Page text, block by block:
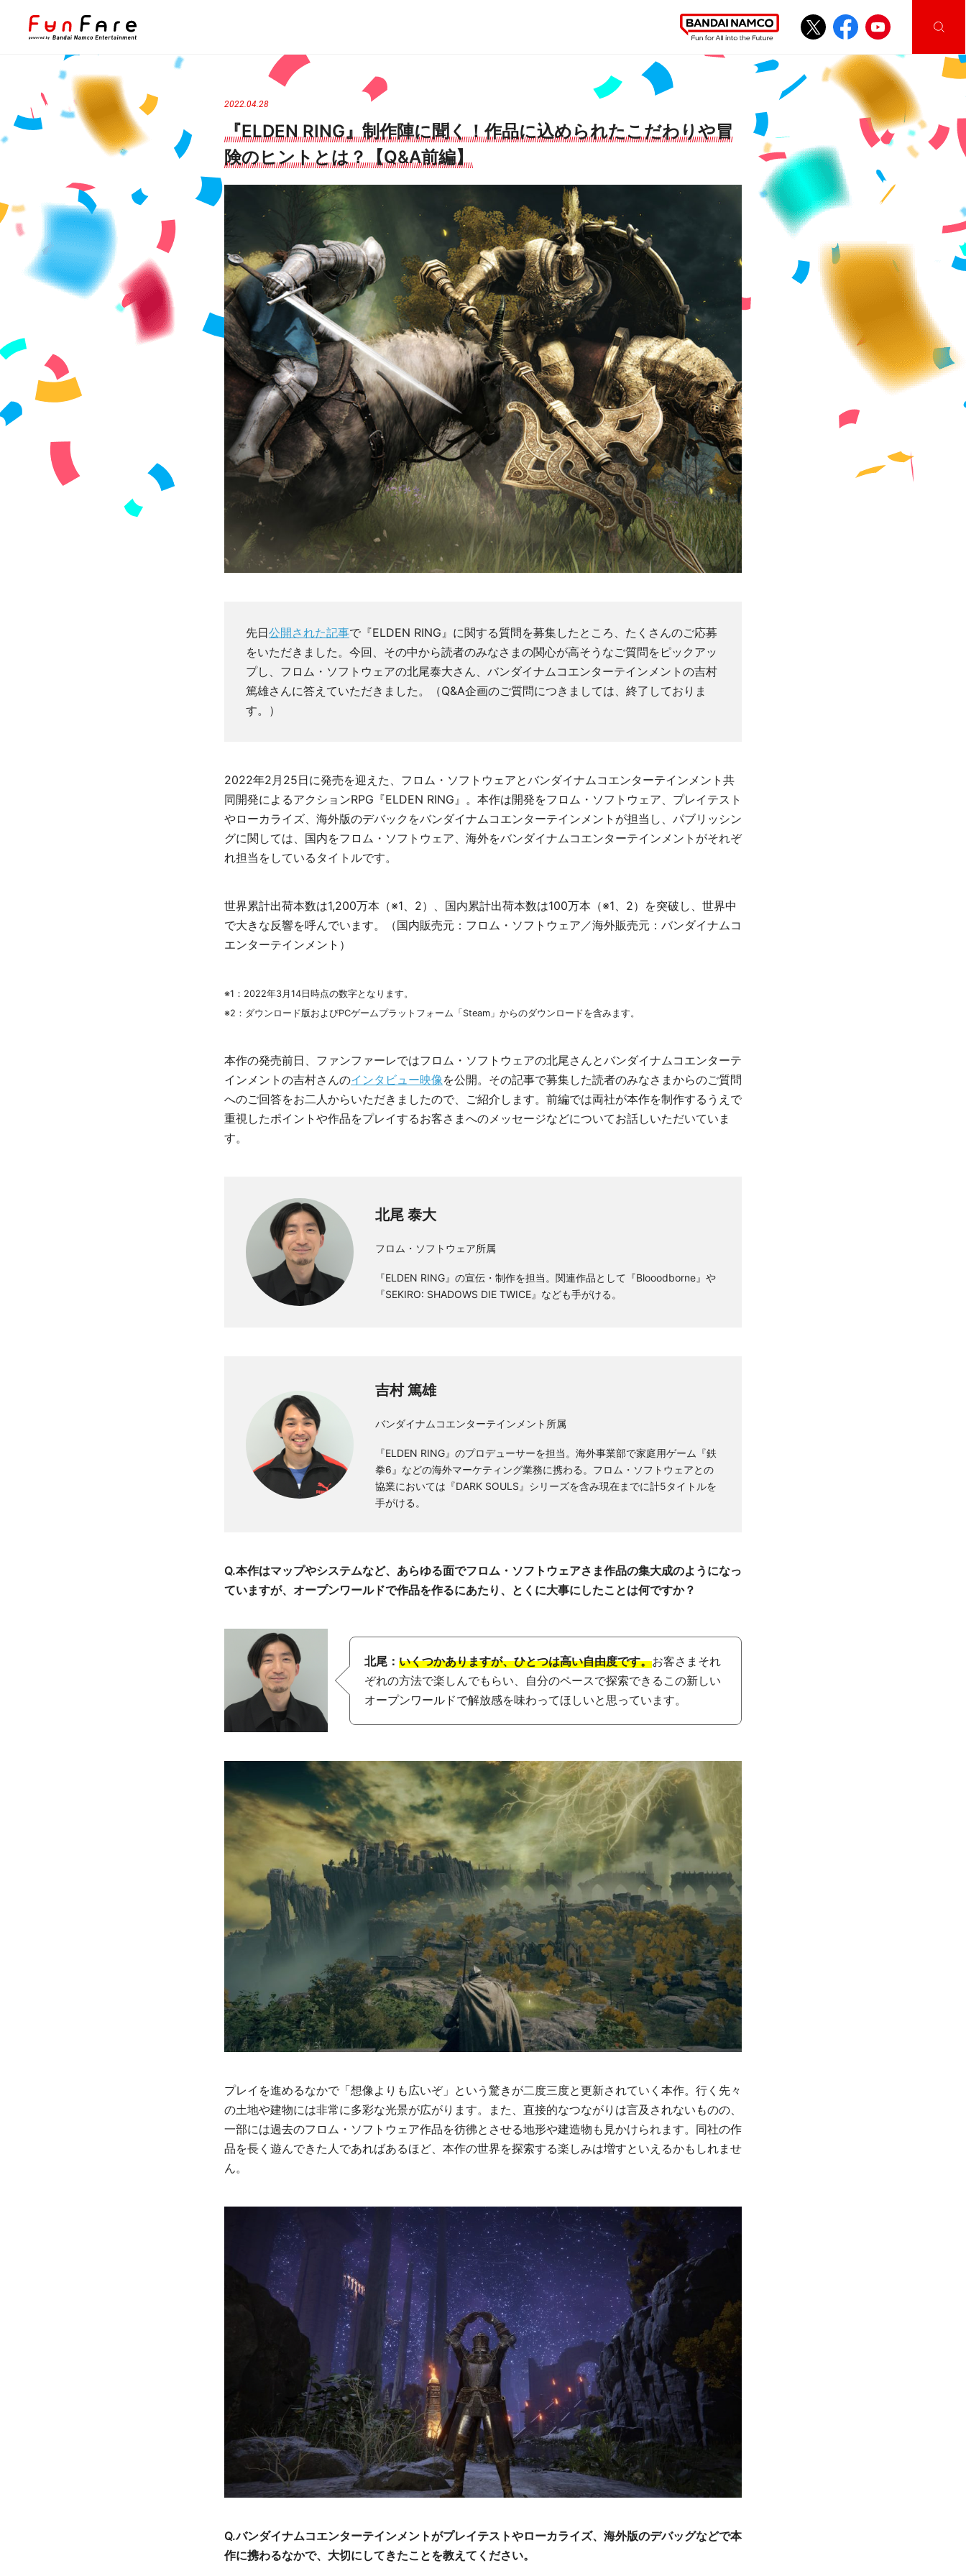
t
o
n
2022.04.28
『ELDEN RING』制作陣に聞く！作品に込められたこだわりや冒
険のヒントとは？【Q&A前編】
先日公開された記事で『ELDEN RING』に関する質問を募集したところ、たくさんのご応募
をいただきました。今回、その中から読者のみなさまの関心が高そうなご質問をピックアッ
プし、フロム・ソフトウェアの北尾泰大さん、バンダイナムコエンターテインメントの吉村
篤雄さんに答えていただきました。（Q&A企画のご質問につきましては、終了しておりま
す。）
2022年2月25日に発売を迎えた、フロム・ソフトウェアとバンダイナムコエンターテインメント共
同開発によるアクションRPG『ELDEN RING』。本作は開発をフロム・ソフトウェア、プレイテスト
やローカライズ、海外版のデバックをバンダイナムコエンターテインメントが担当し、パブリッシン
グに関しては、国内をフロム・ソフトウェア、海外をバンダイナムコエンターテインメントがそれぞ
れ担当をしているタイトルです。
世界累計出荷本数は1,200万本（※1、2）、国内累計出荷本数は100万本（※1、2）を突破し、世界中
で大きな反響を呼んでいます。（国内販売元：フロム・ソフトウェア／海外販売元：バンダイナムコ
エンターテインメント）
※1：2022年3月14日時点の数字となります。
※2：ダウンロード版およびPCゲームプラットフォーム「Steam」からのダウンロードを含みます。
本作の発売前日、ファンファーレではフロム・ソフトウェアの北尾さんとバンダイナムコエンターテ
インメントの吉村さんのインタビュー映像を公開。その記事で募集した読者のみなさまからのご質問
へのご回答をお二人からいただきましたので、ご紹介します。前編では両社が本作を制作するうえで
重視したポイントや作品をプレイするお客さまへのメッセージなどについてお話しいただいていま
す。
北尾 泰大
フロム・ソフトウェア所属
『ELDEN RING』の宣伝・制作を担当。関連作品として『Blooodborne』や
『SEKIRO: SHADOWS DIE TWICE』なども手がける。
吉村 篤雄
バンダイナムコエンターテインメント所属
『ELDEN RING』のプロデューサーを担当。海外事業部で家庭用ゲーム『鉄
拳6』などの海外マーケティング業務に携わる。フロム・ソフトウェアとの
協業においては『DARK SOULS』シリーズを含み現在までに計5タイトルを
手がける。
Q.本作はマップやシステムなど、あらゆる面でフロム・ソフトウェアさま作品の集大成のようになっ
ていますが、オープンワールドで作品を作るにあたり、とくに大事にしたことは何ですか？
北尾： いくつかありますが、ひとつは高い自由度です。お客さまそれ
ぞれの方法で楽しんでもらい、自分のペースで探索できるこの新しい
オープンワールドで解放感を味わってほしいと思っています。
プレイを進めるなかで「想像よりも広いぞ」という驚きが二度三度と更新されていく本作。行く先々
の土地や建物には非常に多彩な光景が広がります。また、直接的なつながりは言及されないものの、
一部には過去のフロム・ソフトウェア作品を彷彿とさせる地形や建造物も見かけられます。同社の作
品を長く遊んできた人であればあるほど、本作の世界を探索する楽しみは増すといえるかもしれませ
ん。
Q.バンダイナムコエンターテインメントがプレイテストやローカライズ、海外版のデバッグなどで本
作に携わるなかで、大切にしてきたことを教えてください。